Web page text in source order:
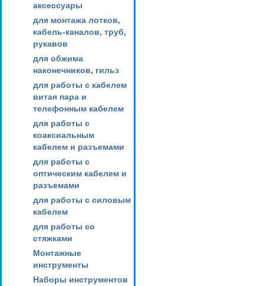
аксессуары
для монтажа лотков,
кабель-каналов, труб,
рукавов
для обжима
наконечников, гильз
для работы с кабелем
витая пара и
телефонным кабелем
для работы с
коаксиальным
кабелем и разъемами
для работы с
оптическим кабелем и
разъемами
для работы с силовым
кабелем
для работы со
стяжками
Монтажные
инструменты
Наборы инструментов